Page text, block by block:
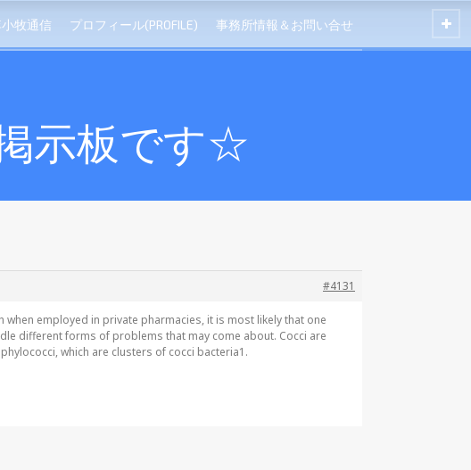
小牧通信 プロフィール(PROFILE) 事務所情報＆お問い合せ
示板です☆
#4131
employed in private pharmacies, it is most likely that one
different forms of problems that may come about. Cocci are
which are clusters of cocci bacteria1.